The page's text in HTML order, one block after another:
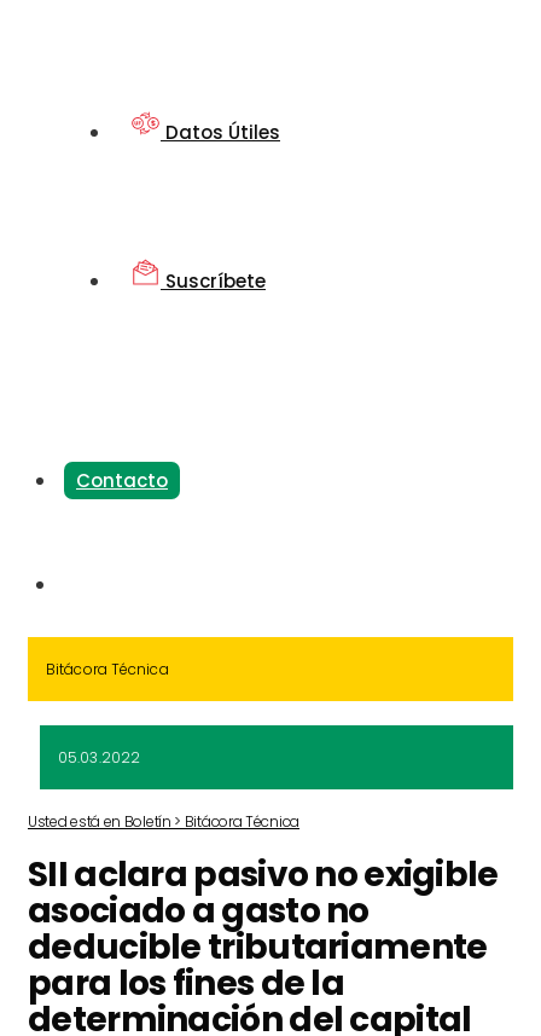
Datos Útiles
Suscríbete
Contacto
Bitácora Técnica
05.03.2022
Usted está en Boletín > Bitácora Técnica
SII aclara pasivo no exigible
asociado a gasto no
deducible tributariamente
para los fines de la
determinación del capital